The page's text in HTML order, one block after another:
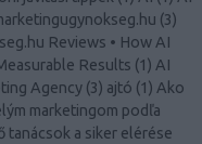
(3)
Reviews • How AI
Results (1) AI
Agency (3) ajtó (1) Ako
marketingom podľa
tanácsok a siker elérése